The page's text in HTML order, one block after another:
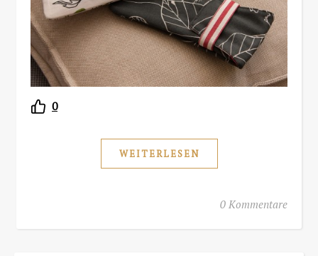
0
WEITERLESEN
0 Kommentare